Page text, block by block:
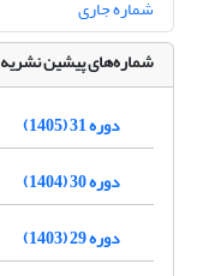
شماره جاری
شماره‌های پیشین نشریه
دوره 31 (1405)
دوره 30 (1404)
دوره 29 (1403)